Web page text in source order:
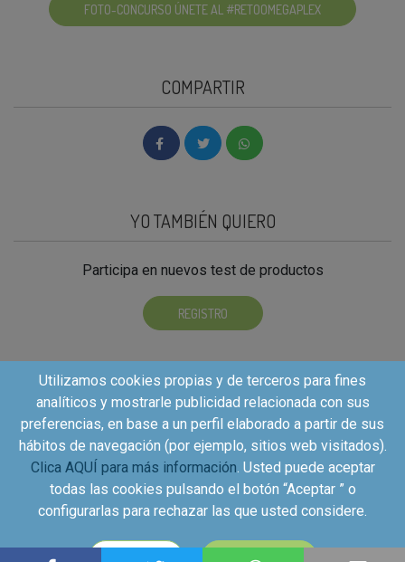
FOTO-CONCURSO ÚNETE AL #RETOOMEGAPLEX
COMPARTIR
YO TAMBIÉN QUIERO
Participa en nuevos test de productos
REGISTRO
Copyright©2026 - Kuvut - All rights reserved, Calle Iriarte
Utilizamos cookies propias y de terceros para fines
analíticos y mostrarle publicidad relacionada con sus
preferencias, en base a un perfil elaborado a partir de sus
hábitos de navegación (por ejemplo, sitios web visitados).
Clica AQUÍ para más información. Usted puede aceptar
todas las cookies pulsando el botón “Aceptar ” o
configurarlas para rechazar las que usted considere.
CONFIGURAR ACEPTAR